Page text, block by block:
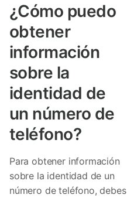
¿Cómo puedo
obtener
información
sobre la
identidad de
un número de
teléfono?
Para obtener información
sobre la identidad de un
número de teléfono, debes